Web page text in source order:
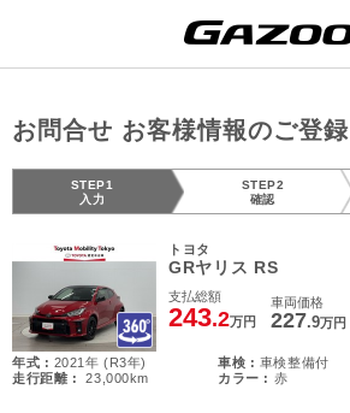
お問合せ お客様情報のご登録
STEP1
入力
STEP2
確認
トヨタ
GRヤリス RS
支払総額
243.2万円
車両価格
227.9万円
年式 : 2021年 (R3年) 車検 : 車検整備付
走行距離 :
23,000km カラー : 赤